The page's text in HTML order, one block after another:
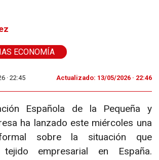
ECONOMÍA
·22:45 Actualizado: 13/05/2026 · 22:46
Española de la Pequeña y
ha lanzado este miércoles una
sobre la situación que
empresarial en España.